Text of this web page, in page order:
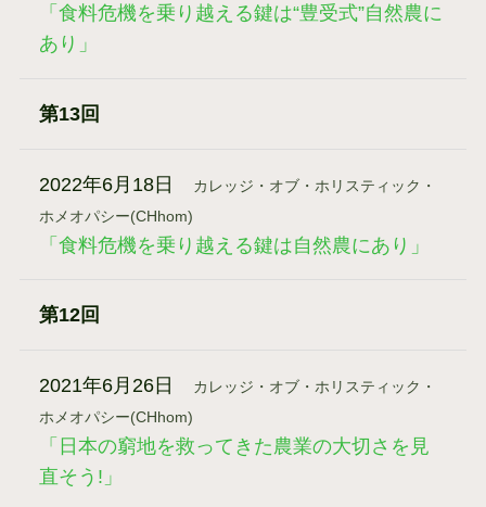
「食料危機を乗り越える鍵は“豊受式”自然農に
あり」
第13回
2022年6月18日
カレッジ・オブ・ホリスティック・
ホメオパシー(CHhom)
「食料危機を乗り越える鍵は自然農にあり」
第12回
2021年6月26日
カレッジ・オブ・ホリスティック・
ホメオパシー(CHhom)
「日本の窮地を救ってきた農業の大切さを見
直そう!」